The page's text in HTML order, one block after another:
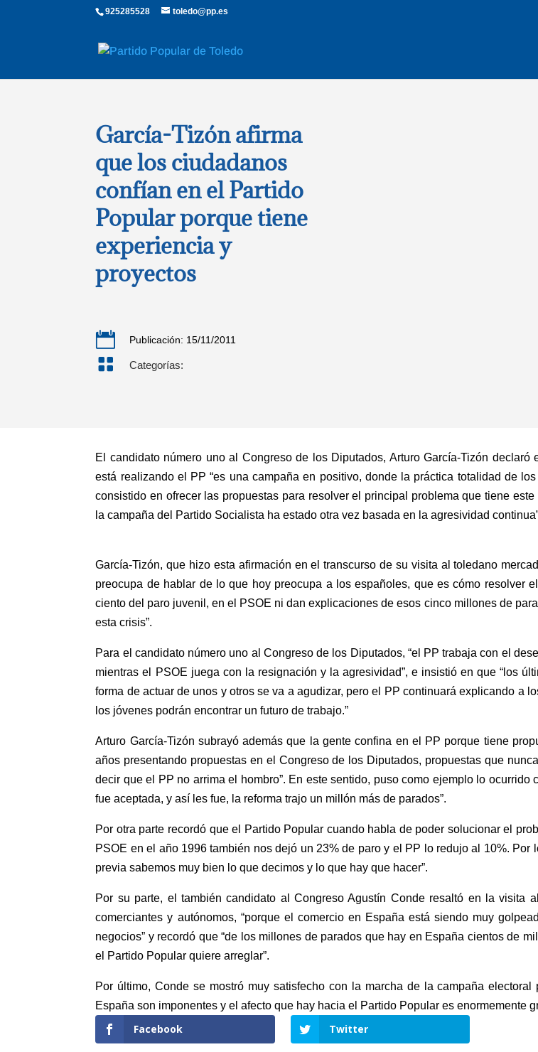
925285528 toledo@pp.es
García-Tizón afirma
que los ciudadanos
confían en el Partido
Popular porque tiene
experiencia y
proyectos
 Publicación: 15/11/2011
 Categorías:
El candidato número uno al Congreso de los Diputados, Arturo García-Tizón declaró
está realizando el PP “es una campaña en positivo, donde la práctica totalidad de
consistido en ofrecer las propuestas para resolver el principal problema que tiene
la campaña del Partido Socialista ha estado otra vez basada en la agresividad
García-Tizón, que hizo esta afirmación en el transcurso de su visita al toledano
preocupa de hablar de lo que hoy preocupa a los españoles, que es cómo resolver
ciento del paro juvenil, en el PSOE ni dan explicaciones de esos cinco millones de
esta crisis”.
Para el candidato número uno al Congreso de los Diputados, “el PP trabaja con el
mientras el PSOE juega con la resignación y la agresividad”, e insistió en que “los
forma de actuar de unos y otros se va a agudizar, pero el PP continuará explicando a
los jóvenes podrán encontrar un futuro de trabajo.”
Arturo García-Tizón subrayó además que la gente confina en el PP porque tiene
años presentando propuestas en el Congreso de los Diputados, propuestas que
decir que el PP no arrima el hombro”. En este sentido, puso como ejemplo lo
fue aceptada, y así les fue, la reforma trajo un millón más de parados”.
Por otra parte recordó que el Partido Popular cuando habla de poder solucionar el
PSOE en el año 1996 también nos dejó un 23% de paro y el PP lo redujo al 10%.
previa sabemos muy bien lo que decimos y lo que hay que hacer”.
Por su parte, el también candidato al Congreso Agustín Conde resaltó en la
comerciantes y autónomos, “porque el comercio en España está siendo muy
negocios” y recordó que “de los millones de parados que hay en España cientos de
el Partido Popular quiere arreglar”.
Por último, Conde se mostró muy satisfecho con la marcha de la campaña
España son imponentes y el afecto que hay hacia el Partido Popular es enormemente
Facebook Twitter